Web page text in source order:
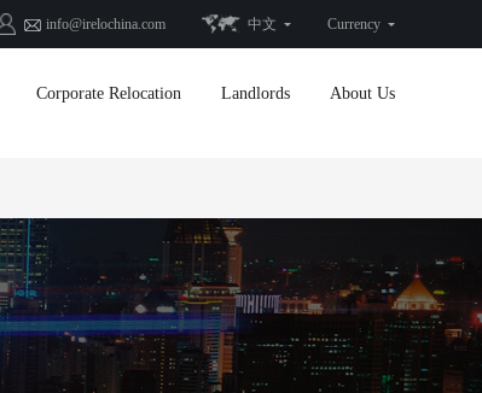
info@irelochina.com 中文 Currency
Corporate Relocation Landlords About Us